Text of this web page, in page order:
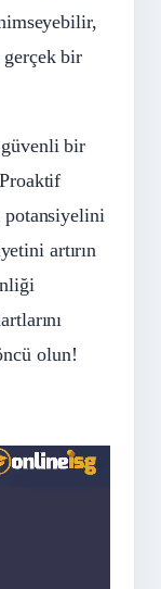
bir
güvenli bir
potansiyelini
artırın
olun!